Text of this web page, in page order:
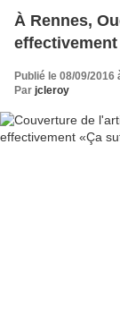
À Rennes,
Publié le 08/09/2016
Par jcleroy